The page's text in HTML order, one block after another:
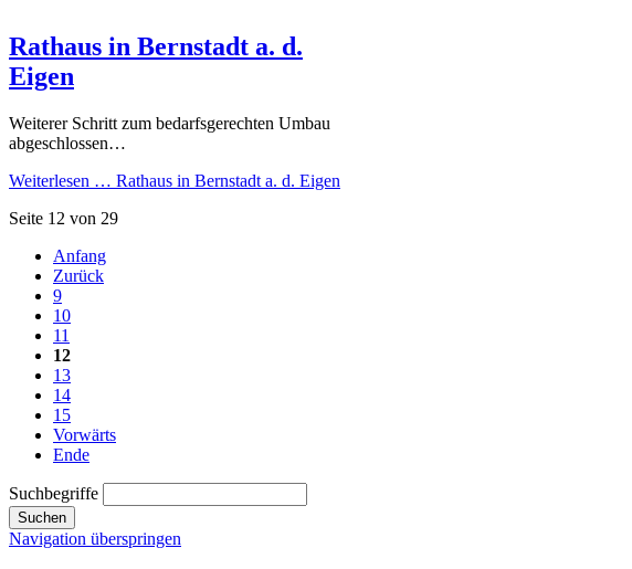
Rathaus in Bernstadt a. d.
Eigen
Weiterer Schritt zum bedarfsgerechten Umbau
abgeschlossen…
Weiterlesen … Rathaus in Bernstadt a. d. Eigen
Seite 12 von 29
Anfang
Zurück
9
10
11
12
13
14
15
Vorwärts
Ende
Suchbegriffe
Suchen
Navigation überspringen